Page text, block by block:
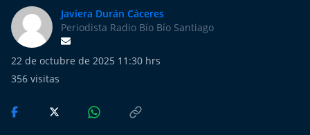
Más de Ti Podcast
Realizadores
Retropop
De Plato en Plato
Javiera Durán Cáceres
Periodista Radio Bío Bío Santiago
22 de octubre de 2025 11:30 hrs
356 visitas